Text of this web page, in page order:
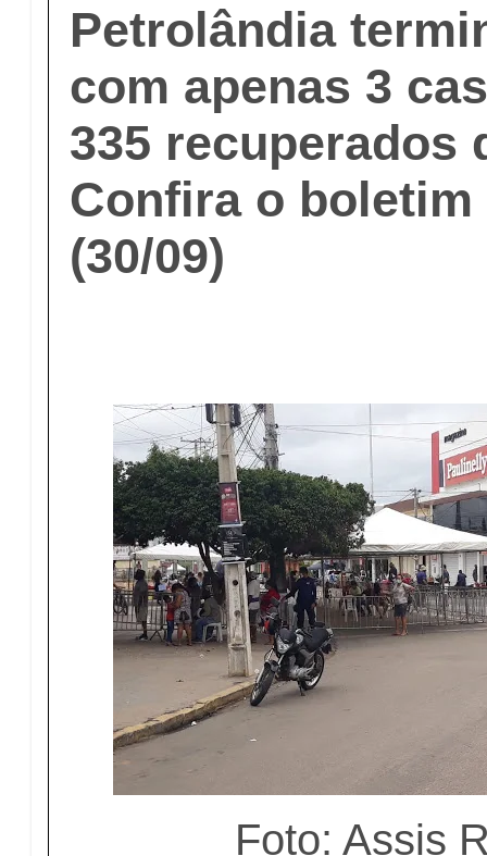
Petrolândia
com apenas 3
335 recuperados
Confira o
(30/09)
Foto: Assis